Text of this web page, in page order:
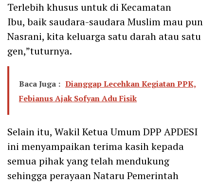
Terlebih khusus untuk di Kecamatan
Ibu, baik saudara-saudara Muslim mau pun
Nasrani, kita keluarga satu darah atau satu
gen,”tuturnya.
Baca Juga : Dianggap Lecehkan Kegiatan PPK,
Febianus Ajak Sofyan Adu Fisik
Selain itu, Wakil Ketua Umum DPP APDESI
ini menyampaikan terima kasih kepada
semua pihak yang telah mendukung
sehingga perayaan Nataru Pemerintah